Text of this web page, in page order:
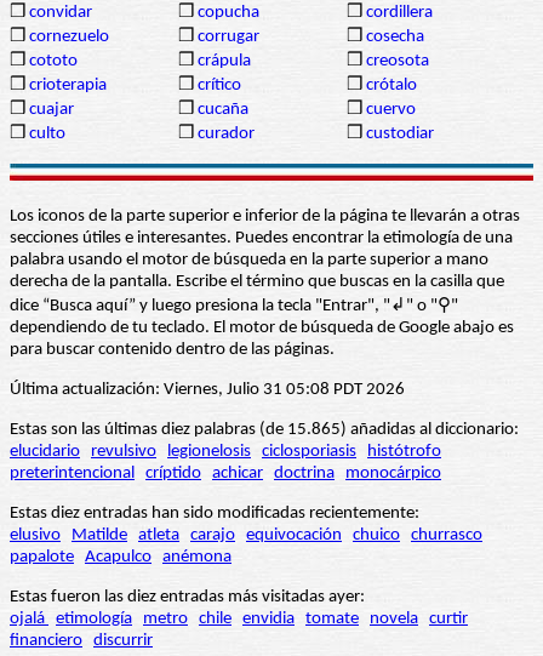
❒ convidar ❒ copucha ❒ cordillera
❒ cornezuelo ❒ corrugar ❒ cosecha
❒ cototo ❒ crápula ❒ creosota
❒ crioterapia ❒ crítico ❒ crótalo
❒ cuajar ❒ cucaña ❒ cuervo
❒ culto ❒ curador ❒ custodiar
Los iconos de la parte superior e inferior de la página te llevarán a otras
secciones útiles e interesantes. Puedes encontrar la etimología de una
palabra usando el motor de búsqueda en la parte superior a mano
derecha de la pantalla. Escribe el término que buscas en la casilla que
dice “Busca aquí” y luego presiona la tecla "Entrar", "↲" o "⚲"
dependiendo de tu teclado. El motor de búsqueda de Google abajo es
para buscar contenido dentro de las páginas.
Última actualización: Viernes, Julio 31 05:08 PDT 2026
Estas son las últimas diez palabras (de 15.865) añadidas al diccionario:
elucidario
revulsivo legionelosis ciclosporiasis
histótrofo
preterintencional críptido achicar doctrina monocárpico
Estas diez entradas han sido modificadas recientemente:
elusivo
Matilde atleta carajo equivocación chuico churrasco
papalote Acapulco anémona
Estas fueron las diez entradas más visitadas ayer:
ojalá etimología metro chile envidia tomate novela curtir
financiero discurrir